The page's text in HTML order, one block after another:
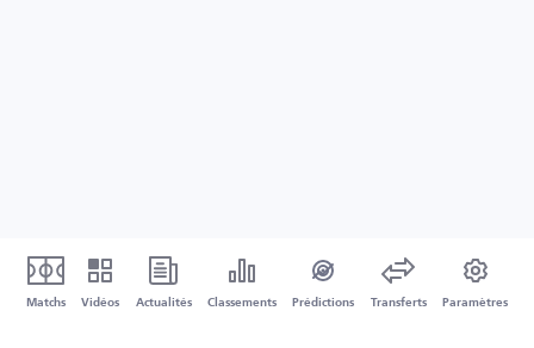
Matchs Vidéos Actualités Classements Prédictions Transferts Paramètres